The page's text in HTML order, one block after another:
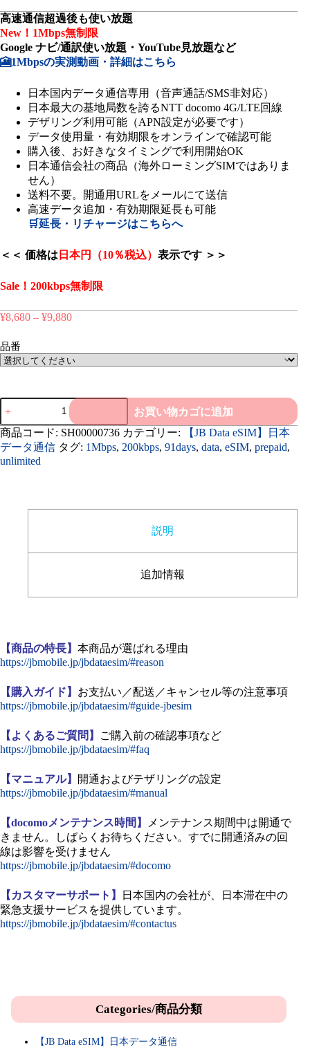
高速通信超過後も使い放題
New！1Mbps無制限
Google ナビ/通訳使い放題・YouTube見放題など
🎦1Mbpsの実測動画・詳細はこちら
日本国内データ通信専用（音声通話/SMS非対応）
日本最大の基地局数を誇るNTT docomo 4G/LTE回線
デザリング利用可能（APN設定が必要です）
データ使用量・有効期限をオンラインで確認可能
購入後、お好きなタイミングで利用開始OK
日本通信会社の商品（海外ローミングSIMではありま
せん）
送料不要。開通用URLをメールにて送信
高速データ追加・有効期限延長も可能
🛒延長・リチャージはこちらへ
＜＜ 価格は 日本円（10％税込） 表示です ＞＞
Sale！200kbps無制限
¥8,680 – ¥9,880価
¥8,680
品番
【JB
Data
eSIM】
91
日
_3
お買い物カゴに追加
商品コード: SH00000736 カテゴリー:
【JB Data eSIM】日本
データ通信 タグ: 1Mbps, 200kbps, 91days, data, eSIM, prepaid,
unlimited
説明
追加情報
【商品の特長】 本商品が選ばれる理由
https://jbmobile.jp/jbdataesim/#reason
【購入ガイド】 お支払い／配送／キャンセル等の注意事項
https://jbmobile.jp/jbdataesim/#guide-jbesim
【よくあるご質問】
ご購入前の確認事項など
https://jbmobile.jp/jbdataesim/#faq
【マニュアル】
開通およびテザリングの設定
https://jbmobile.jp/jbdataesim/#manual
【docomoメンテナンス時間】
メンテナンス期間中は開通で
きません。しばらくお待ちください。すでに開通済みの回
線は影響を受けません
https://jbmobile.jp/jbdataesim/#docomo
【カスタマーサポート】
日本国内の会社が、日本滞在中の
緊急支援サービスを提供しています。
https://jbmobile.jp/jbdataesim/#contactus
Categories/商品分類
【JB Data eSIM】日本データ通信